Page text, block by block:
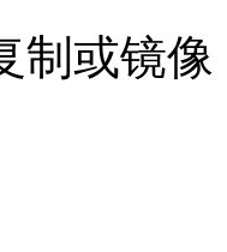
制或镜